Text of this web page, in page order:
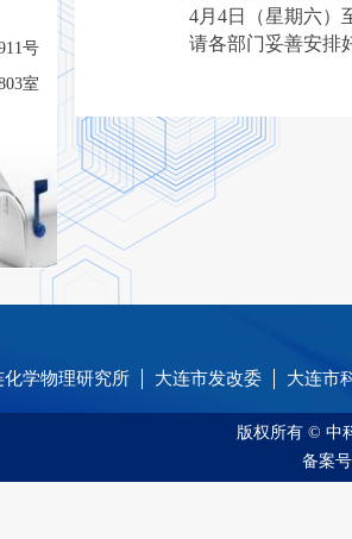
号
室
4月4日（星期六）
请各部门妥善安排
化学物理研究所 大连市发改委 大连市
版权所有 © 中
备案